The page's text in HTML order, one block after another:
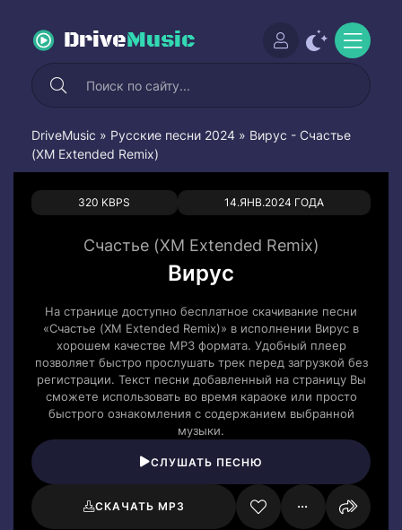
DriveMusic
DriveMusic » Русские песни 2024 » Вирус - Счастье
(XM Extended Remix)
320 KBPS 14.ЯНВ.2024 ГОДА
0 0
Счастье (XM Extended Remix)
Вирус
На странице доступно бесплатное скачивание песни
«Счастье (XM Extended Remix)» в исполнении Вирус в
хорошем качестве MP3 формата. Удобный плеер
позволяет быстро прослушать трек перед загрузкой без
регистрации. Текст песни добавленный на страницу Вы
сможете использовать во время караоке или просто
быстрого ознакомления с содержанием выбранной
музыки.
СЛУШАТЬ ПЕСНЮ
СКАЧАТЬ MP3